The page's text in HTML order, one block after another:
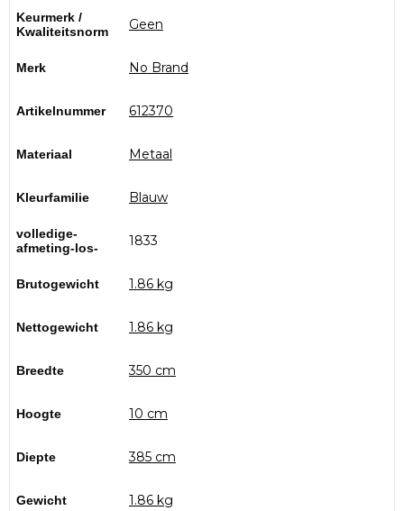
Keurmerk /
Kwaliteitsnorm
Geen
Merk No Brand
Artikelnummer 612370
Materiaal Metaal
Kleurfamilie Blauw
volledige-
afmeting-los-
1833
Brutogewicht 1.86 kg
Nettogewicht 1.86 kg
Breedte 350 cm
Hoogte 10 cm
Diepte 385 cm
Gewicht 1.86 kg